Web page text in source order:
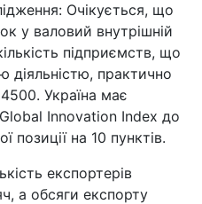
Очікується, що
у валовий внутрішній
підприємств, що
діяльністю, практично
Україна має
Innovation Index до
позиції на 10 пунктів.
експортерів
а обсяги експорту